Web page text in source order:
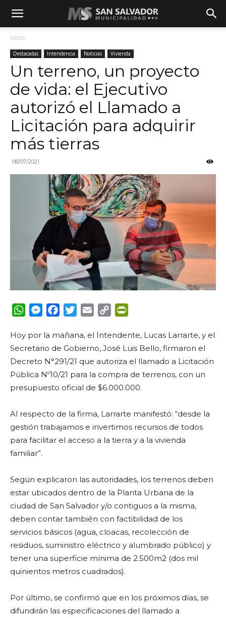
Inicio
Destacadas Intendencia Noticias Vivienda
Un terreno, un proyecto
de vida: el Ejecutivo
autorizó el Llamado a
Licitación para adquirir
más tierras
08/07/2021
WhatsApp
Messenger
FacebookTwitterEmail Copy
Hoy por la mañana, el Intendente, Lucas Larrarte, y el
Secretario de Gobierno, José Luis Bello, firmaron el
Decreto N°291/21 que autoriza el llamado a Licitación
Pública Nº10/21 para la compra de terrenos, con un
presupuesto oficial de $6.000.000.
Al respecto de la firma, Larrarte manifestó: “desde la
gestión trabajamos e invertimos recursos de todos
para facilitar el acceso a la tierra y a la vivienda
familiar”.
Según explicaron las autoridades, los terrenos deben
estar ubicados dentro de la Planta Urbana de la
ciudad de San Salvador y/o contiguos a la misma,
deben contar también con factibilidad de los
servicios básicos (agua, cloacas, recolección de
residuos, suministro eléctrico y alumbrado público) y
tener una superficie mínima de 2.500m2 (dos mil
quinientos metros cuadrados).
Por último, se confirmó que en los próximos días, se
difundirán las especificaciones del llamado a